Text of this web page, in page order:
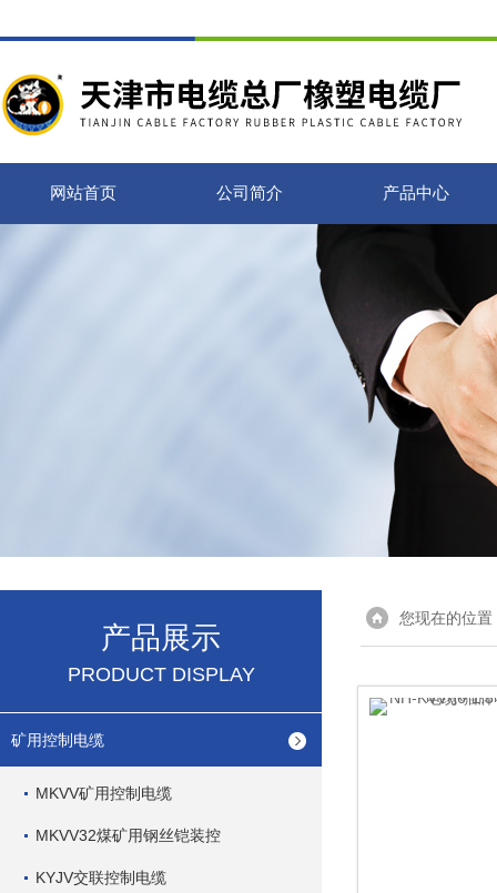
网站首页 公司简介 产品中心
产品展示
PRODUCT DISPLAY
矿用控制电缆
MKVV矿用控制电缆
MKVV32煤矿用钢丝铠装控
KYJV交联控制电缆
您现在的位置